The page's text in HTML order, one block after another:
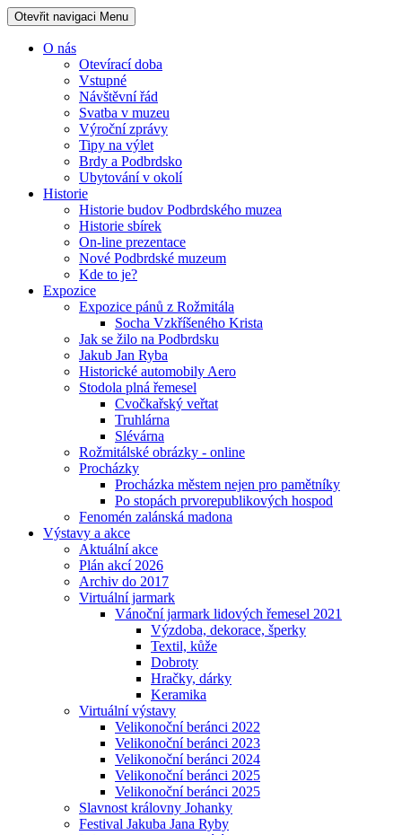
Otevřit navigaci Menu
O nás
Otevírací doba
Vstupné
Návštěvní řád
Svatba v muzeu
Výroční zprávy
Tipy na výlet
Brdy a Podbrdsko
Ubytování v okolí
Historie
Historie budov Podbrdského muzea
Historie sbírek
On-line prezentace
Nové Podbrdské muzeum
Kde to je?
Expozice
Expozice pánů z Rožmitála
Socha Vzkříšeného Krista
Jak se žilo na Podbrdsku
Jakub Jan Ryba
Historické automobily Aero
Stodola plná řemesel
Cvočkařský veřtat
Truhlárna
Slévárna
Rožmitálské obrázky - online
Procházky
Procházka městem nejen pro pamětníky
Po stopách prvorepublikových hospod
Fenomén zalánská madona
Výstavy a akce
Aktuální akce
Plán akcí 2026
Archiv do 2017
Virtuální jarmark
Vánoční jarmark lidových řemesel 2021
Výzdoba, dekorace, šperky
Textil, kůže
Dobroty
Hračky, dárky
Keramika
Virtuální výstavy
Velikonoční beránci 2022
Velikonoční beránci 2023
Velikonoční beránci 2024
Velikonoční beránci 2025
Velikonoční beránci 2025
Slavnost královny Johanky
Festival Jakuba Jana Ryby